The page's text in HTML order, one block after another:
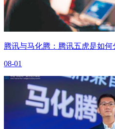
腾讯与马化腾：腾讯五虎是如何
08-01